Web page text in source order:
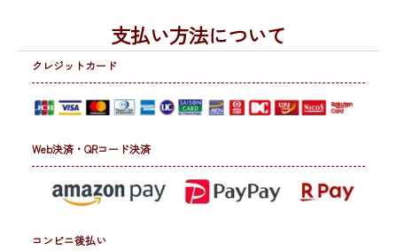
支払い方法について
クレジットカード
Web決済・QRコード決済
コンビニ後払い